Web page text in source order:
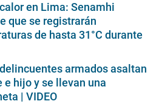
en Lima: Senamhi
que se registrarán
de hasta 31°C durante
armados asaltan
e hijo y se llevan una
| VIDEO